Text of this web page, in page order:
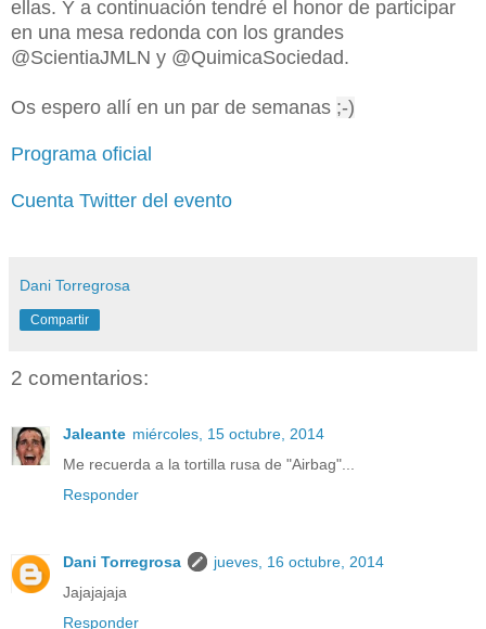
ellas. Y a continuación tendré el honor de participar
en una mesa redonda con los grandes
@ScientiaJMLN y @QuimicaSociedad.
Os espero allí en un par de semanas ;-)
Programa oficial
Cuenta Twitter del evento
Dani Torregrosa
Compartir
2 comentarios:
Jaleante miércoles, 15 octubre, 2014
Me recuerda a la tortilla rusa de "Airbag"...
Responder
Dani Torregrosa
jueves, 16 octubre, 2014
Jajajajaja
Responder